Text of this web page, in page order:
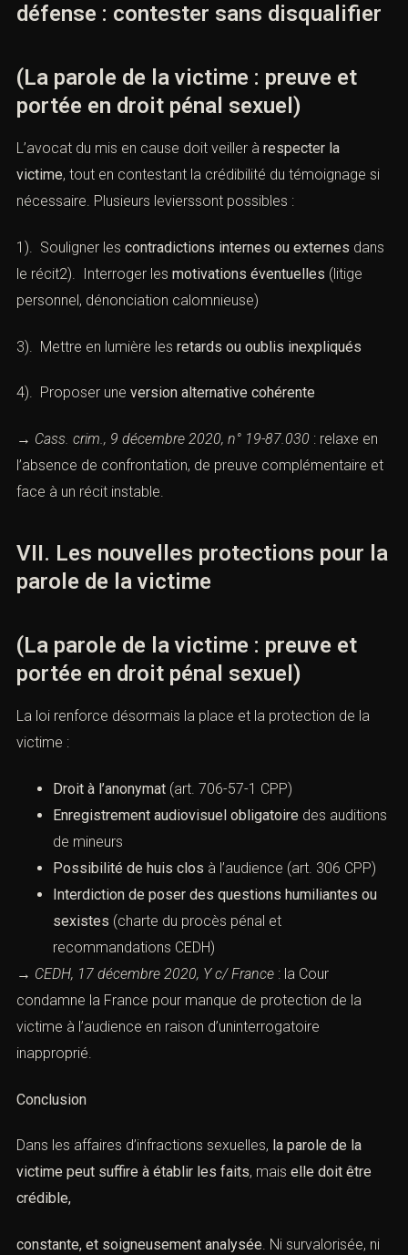
défense : contester sans disqualifier
(La parole de la victime : preuve et
portée en droit pénal sexuel)
L’avocat du mis en cause doit veiller à respecter la
victime, tout en contestant la crédibilité du témoignage si
nécessaire. Plusieurs levierssont possibles :
1). Souligner les contradictions internes ou externes dans
le récit2). Interroger les motivations éventuelles (litige
personnel, dénonciation calomnieuse)
3). Mettre en lumière les retards ou oublis inexpliqués
4). Proposer une version alternative cohérente
→ Cass. crim., 9 décembre 2020, n° 19-87.030 : relaxe en
l’absence de confrontation, de preuve complémentaire et
face à un récit instable.
VII. Les nouvelles protections pour la
parole de la victime
(La parole de la victime : preuve et
portée en droit pénal sexuel)
La loi renforce désormais la place et la protection de la
victime :
Droit à l’anonymat (art. 706-57-1 CPP)
Enregistrement audiovisuel obligatoire des auditions
de mineurs
Possibilité de huis clos à l’audience (art. 306 CPP)
Interdiction de poser des questions humiliantes ou
sexistes (charte du procès pénal et
recommandations CEDH)
→ CEDH, 17 décembre 2020, Y c/ France : la Cour
condamne la France pour manque de protection de la
victime à l’audience en raison d’uninterrogatoire
inapproprié.
Conclusion
Dans les affaires d’infractions sexuelles, la parole de la
victime peut suffire à établir les faits, mais elle doit être
crédible,
constante, et soigneusement analysée . Ni survalorisée, ni